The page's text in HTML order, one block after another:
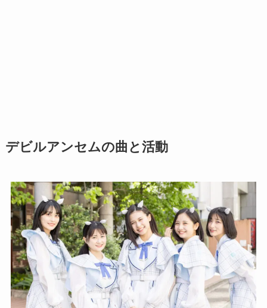
デビルアンセムの曲と活動